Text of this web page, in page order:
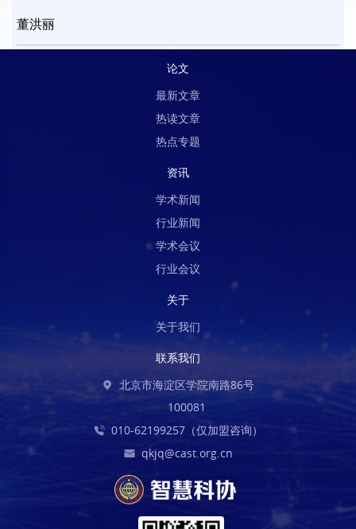
董洪丽
论文
最新文章
热读文章
热点专题
资讯
学术新闻
行业新闻
学术会议
行业会议
关于
关于我们
联系我们
北京市海淀区学院南路86号
100081
010-62199257（仅加盟咨询）
qkjq@cast.org.cn